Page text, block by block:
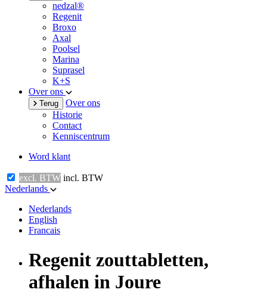
nedzal®
Regenit
Broxo
Axal
Poolsel
Marina
Suprasel
K+S
Over ons
Terug
Over ons
Historie
Contact
Kenniscentrum
Word klant
excl. BTW incl. BTW
Nederlands
Nederlands
English
Francais
Regenit zouttabletten,
afhalen in Joure